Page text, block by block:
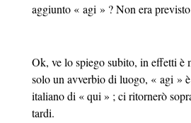
aggiunto « agi » ? Non era previsto
Ok, ve lo spiego subito, in effetti è
solo un avverbio di luogo, « agi »
italiano di « qui » ; ci ritornerò
tardi.